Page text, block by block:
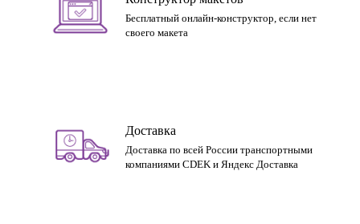
Бесплатный онлайн-конструктор, если нет
своего макета
Доставка
Доставка по всей России транспортными
компаниями CDEK и Яндекс Доставка